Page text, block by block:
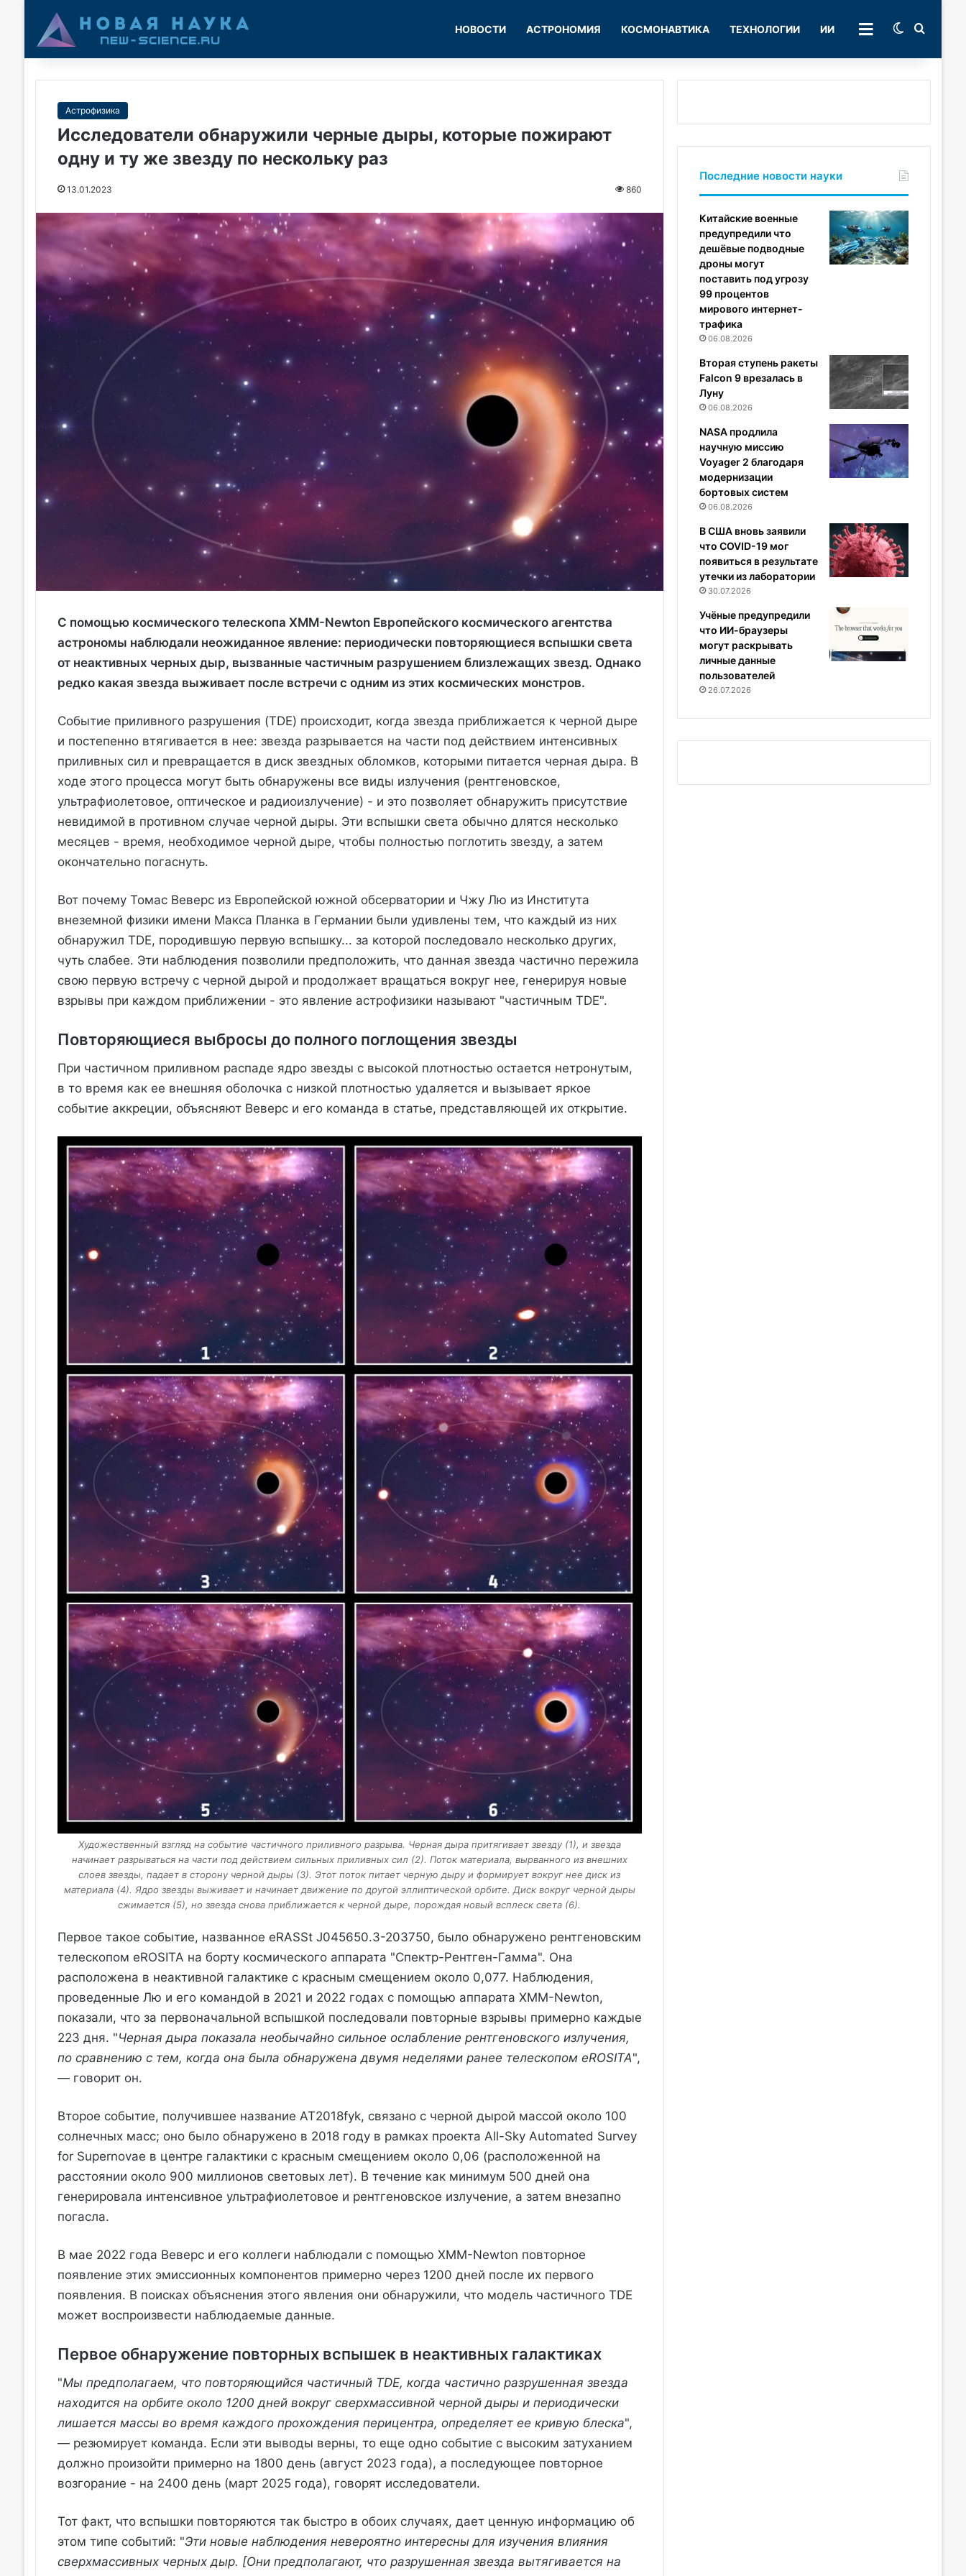
НОВОСТИ АСТРОНОМИЯ КОСМОНАВТИКА ТЕХНОЛОГИИ ИИ РУБРИКИSwitch skin
Астрофизика
Исследователи обнаружили черные дыры, которые пожирают
одну и ту же звезду по нескольку раз
13.01.2023 860
С помощью космического телескопа XMM-Newton Европейского космического агентства
астрономы наблюдали неожиданное явление: периодически повторяющиеся вспышки света
от неактивных черных дыр, вызванные частичным разрушением близлежащих звезд. Однако
редко какая звезда выживает после встречи с одним из этих космических монстров.
Событие приливного разрушения (TDE) происходит, когда звезда приближается к черной дыре
и постепенно втягивается в нее: звезда разрывается на части под действием интенсивных
приливных сил и превращается в диск звездных обломков, которыми питается черная дыра. В
ходе этого процесса могут быть обнаружены все виды излучения (рентгеновское,
ультрафиолетовое, оптическое и радиоизлучение) - и это позволяет обнаружить присутствие
невидимой в противном случае черной дыры. Эти вспышки света обычно длятся несколько
месяцев - время, необходимое черной дыре, чтобы полностью поглотить звезду, а затем
окончательно погаснуть.
Вот почему Томас Веверс из Европейской южной обсерватории и Чжу Лю из Института
внеземной физики имени Макса Планка в Германии были удивлены тем, что каждый из них
обнаружил TDE, породившую первую вспышку... за которой последовало несколько других,
чуть слабее. Эти наблюдения позволили предположить, что данная звезда частично пережила
свою первую встречу с черной дырой и продолжает вращаться вокруг нее, генерируя новые
взрывы при каждом приближении - это явление астрофизики называют "частичным TDE".
Повторяющиеся выбросы до полного поглощения звезды
При частичном приливном распаде ядро звезды с высокой плотностью остается нетронутым,
в то время как ее внешняя оболочка с низкой плотностью удаляется и вызывает яркое
событие аккреции, объясняют Веверс и его команда в статье, представляющей их открытие.
Художественный взгляд на событие частичного приливного разрыва. Черная дыра притягивает звезду (1), и звезда
начинает разрываться на части под действием сильных приливных сил (2). Поток материала, вырванного из внешних
слоев звезды, падает в сторону черной дыры (3). Этот поток питает черную дыру и формирует вокруг нее диск из
материала (4). Ядро звезды выживает и начинает движение по другой эллиптической орбите. Диск вокруг черной дыры
сжимается (5), но звезда снова приближается к черной дыре, порождая новый всплеск света (6).
Первое такое событие, названное eRASSt J045650.3-203750, было обнаружено рентгеновским
телескопом eROSITA на борту космического аппарата "Спектр-Рентген-Гамма". Она
расположена в неактивной галактике с красным смещением около 0,077. Наблюдения,
проведенные Лю и его командой в 2021 и 2022 годах с помощью аппарата XMM-Newton,
показали, что за первоначальной вспышкой последовали повторные взрывы примерно каждые
223 дня. "Черная дыра показала необычайно сильное ослабление рентгеновского излучения,
по сравнению с тем, когда она была обнаружена двумя неделями ранее телескопом eROSITA",
— говорит он.
Второе событие, получившее название AT2018fyk, связано с черной дырой массой около 100
солнечных масс; оно было обнаружено в 2018 году в рамках проекта All-Sky Automated Survey
for Supernovae в центре галактики с красным смещением около 0,06 (расположенной на
расстоянии около 900 миллионов световых лет). В течение как минимум 500 дней она
генерировала интенсивное ультрафиолетовое и рентгеновское излучение, а затем внезапно
погасла.
В мае 2022 года Веверс и его коллеги наблюдали с помощью XMM-Newton повторное
появление этих эмиссионных компонентов примерно через 1200 дней после их первого
появления. В поисках объяснения этого явления они обнаружили, что модель частичного TDE
может воспроизвести наблюдаемые данные.
Первое обнаружение повторных вспышек в неактивных галактиках
"Мы предполагаем, что повторяющийся частичный TDE, когда частично разрушенная звезда
находится на орбите около 1200 дней вокруг сверхмассивной черной дыры и периодически
лишается массы во время каждого прохождения перицентра, определяет ее кривую блеска",
— резюмирует команда. Если эти выводы верны, то еще одно событие с высоким затуханием
должно произойти примерно на 1800 день (август 2023 года), а последующее повторное
возгорание - на 2400 день (март 2025 года), говорят исследователи.
Тот факт, что вспышки повторяются так быстро в обоих случаях, дает ценную информацию об
этом типе событий: "Эти новые наблюдения невероятно интересны для изучения влияния
сверхмассивных черных дыр. [Они предполагают, что разрушенная звезда вытягивается на
Последние новости науки
Китайские военные
предупредили что
дешёвые подводные
дроны могут
поставить под угрозу
99 процентов
мирового интернет-
трафика
06.08.2026
Вторая ступень ракеты
Falcon 9 врезалась в
Луну
06.08.2026
NASA продлила
научную миссию
Voyager 2 благодаря
модернизации
бортовых систем
06.08.2026
В США вновь заявили
что COVID-19 мог
появиться в результате
утечки из лаборатории
30.07.2026
Учёные предупредили
что ИИ-браузеры
могут раскрывать
личные данные
пользователей
26.07.2026